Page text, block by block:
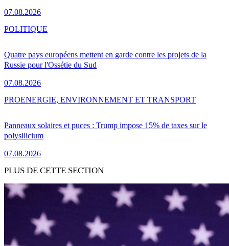
07.08.2026
Quatre pays européens mettent en garde contre les projets de la
Russie pour l'Ossétie du Sud
07.08.2026
POLITIQUE
Panneaux solaires et puces : Trump impose 15% de taxes sur le
polysilicium
07.08.2026
PROENERGIE, ENVIRONNEMENT ET TRANSPORT
PLUS DE CETTE SECTION